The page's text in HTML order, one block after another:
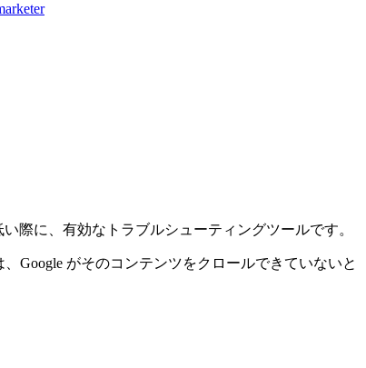
際に、有効なトラブルシューティングツールです。
Google がそのコンテンツをクロールできていないと